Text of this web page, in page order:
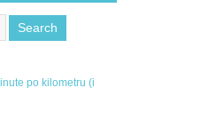
po kilometru (i